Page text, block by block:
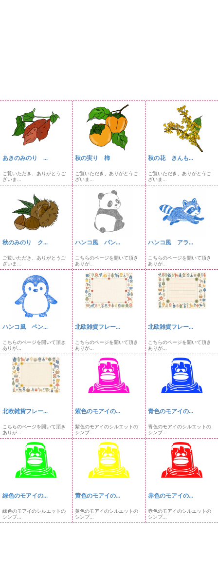
あきのみのり ...
ご覧いただき、ありがとうご
ざいま...
秋の実り 柿
ご覧いただき、ありがとうご
ざいま...
秋の花 きんも...
ご覧いただき、ありがとうご
ざいま...
秋のみのり ク...
ご覧いただき、ありがとうご
ざいま...
ハンコ風 パン...
こちらのページを開いて頂き
ありが...
ハンコ風 アラ...
こちらのページを開いて頂き
ありが...
ハンコ風 ペン...
こちらのページを開いて頂き
ありが...
北欧雑貨フレー...
こちらのページを開いて頂き
ありが...
北欧雑貨フレー...
こちらのページを開いて頂き
ありが...
北欧雑貨フレー...
こちらのページを開いて頂き
ありが...
紫色のモアイの...
紫色のモアイのシルエットの
シンプ...
青色のモアイの...
青色のモアイのシルエットの
シンプ...
緑色のモアイの...
緑色のモアイのシルエットの
シンプ...
黄色のモアイの...
黄色のモアイのシルエットの
シンプ...
赤色のモアイの...
赤色のモアイのシルエットの
シンプ...